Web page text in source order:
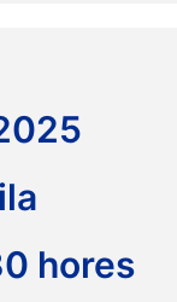
hores